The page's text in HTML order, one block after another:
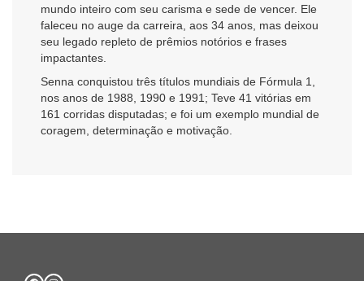
mundo inteiro com seu carisma e sede de vencer. Ele
faleceu no auge da carreira, aos 34 anos, mas deixou
seu legado repleto de prêmios notórios e frases
impactantes.
Senna conquistou três títulos mundiais de Fórmula 1,
nos anos de 1988, 1990 e 1991; Teve 41 vitórias em
161 corridas disputadas; e foi um exemplo mundial de
coragem, determinação e motivação.